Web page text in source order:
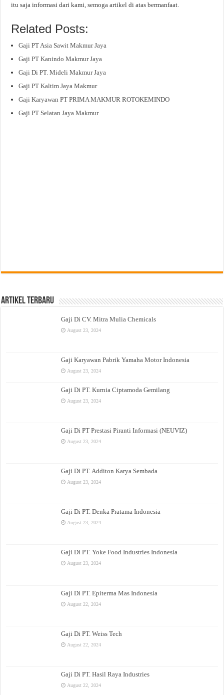
itu saja informasi dari kami, semoga artikel di atas bermanfaat.
Related Posts:
Gaji PT Asia Sawit Makmur Jaya
Gaji PT Kanindo Makmur Jaya
Gaji Di PT. Mideli Makmur Jaya
Gaji PT Kaltim Jaya Makmur
Gaji Karyawan PT PRIMA MAKMUR ROTOKEMINDO
Gaji PT Selatan Jaya Makmur
Artikel Terbaru
Gaji Di CV. Mitra Mulia Chemicals
August 23, 2024
Gaji Karyawan Pabrik Yamaha Motor Indonesia
August 23, 2024
Gaji Di PT. Kurnia Ciptamoda Gemilang
August 23, 2024
Gaji Di PT Prestasi Piranti Informasi (NEUVIZ)
August 23, 2024
Gaji Di PT. Additon Karya Sembada
August 23, 2024
Gaji Di PT. Denka Pratama Indonesia
August 23, 2024
Gaji Di PT. Yoke Food Industries Indonesia
August 23, 2024
Gaji Di PT. Epiterma Mas Indonesia
August 22, 2024
Gaji Di PT. Weiss Tech
August 22, 2024
Gaji Di PT. Hasil Raya Industries
August 22, 2024